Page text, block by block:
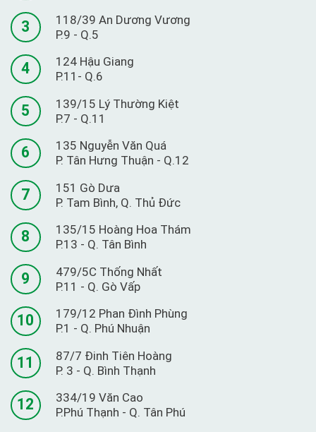
3
118/39 An Dương Vương
P.9 - Q.5
4
124 Hậu Giang
P.11- Q.6
5
139/15 Lý Thường Kiệt
P.7 - Q.11
6
135 Nguyễn Văn Quá
P. Tân Hưng Thuận - Q.12
7
151 Gò Dưa
P. Tam Bình, Q. Thủ Đức
8
135/15 Hoàng Hoa Thám
P.13 - Q. Tân Bình
9
479/5C Thống Nhất
P.11 - Q. Gò Vấp
10
179/12 Phan Đình Phùng
P.1 - Q. Phú Nhuận
11
87/7 Đinh Tiên Hoàng
P. 3 - Q. Bình Thạnh
12
334/19 Văn Cao
P.Phú Thạnh - Q. Tân Phú